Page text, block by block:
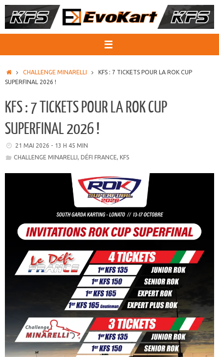
Passer
au
ACCUEIL
CHALLENGE MINARELLI
KFS : 7 TICKETS POUR LA ROK CUP
SUPERFINAL 2026 !
KFS : 7 TICKETS POUR LA ROK CUP
SUPERFINAL 2026 !
21 MAI 2026 - 13 H 45 MIN
CHALLENGE MINARELLI, DÉFI FRANCE, KFS